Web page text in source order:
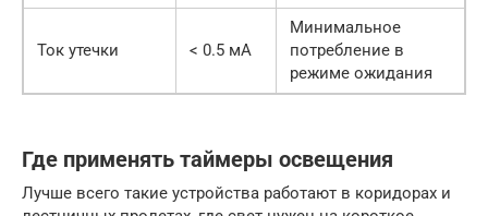
Ток утечки < 0.5 мА
Минимальное
потребление в
режиме ожидания
Где применять таймеры освещения
Лучше всего такие устройства работают в коридорах и